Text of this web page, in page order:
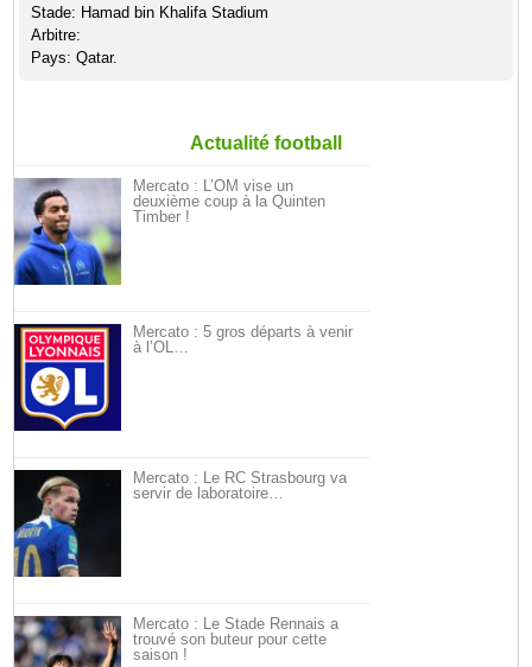
Stade: Hamad bin Khalifa Stadium
Arbitre:
Pays: Qatar.
Actualité football
Mercato : L’OM vise un
deuxième coup à la Quinten
Timber !
Mercato : 5 gros départs à venir
à l’OL…
Mercato : Le RC Strasbourg va
servir de laboratoire…
Mercato : Le Stade Rennais a
trouvé son buteur pour cette
saison !